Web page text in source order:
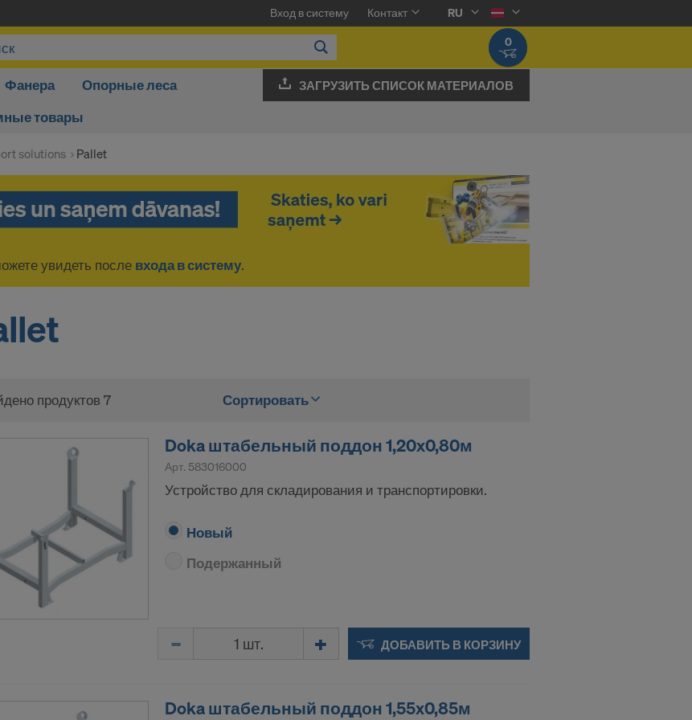
Вход в систему Контакт
RU
0
Фанера
Опорные леса
товары
ЗАГРУЗИТЬ СПИСОК МАТЕРИАЛОВ
solutions Pallet
увидеть после входа в систему.
продуктов 7 Сортировать
Doka штабельный поддон 1,20x0,80м
Арт. 583016000
Устройство для складирования и транспортировки.
Новый
Подержанный
ДОБАВИТЬ В КОРЗИНУ
Doka штабельный поддон 1,55x0,85м